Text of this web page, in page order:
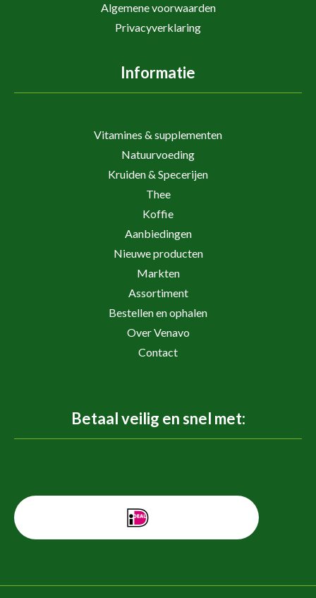
Algemene voorwaarden
Privacyverklaring
Informatie
Vitamines & supplementen
Natuurvoeding
Kruiden & Specerijen
Thee
Koffie
Aanbiedingen
Nieuwe producten
Markten
Assortiment
Bestellen en ophalen
Over Venavo
Contact
Betaal veilig en snel met: